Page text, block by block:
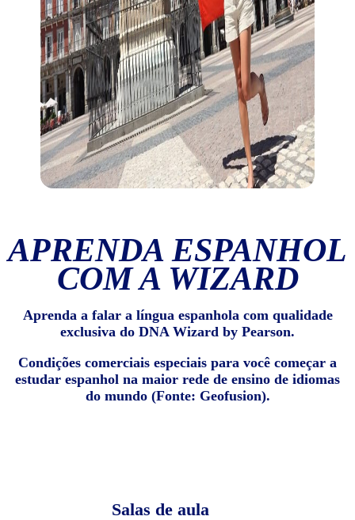
APRENDA ESPANHOL
COM A WIZARD
Aprenda a falar a língua espanhola com qualidade
exclusiva do DNA Wizard by Pearson.
Condições comerciais especiais para você começar a
estudar espanhol na maior rede de ensino de idiomas
do mundo (Fonte: Geofusion).
Salas de aula